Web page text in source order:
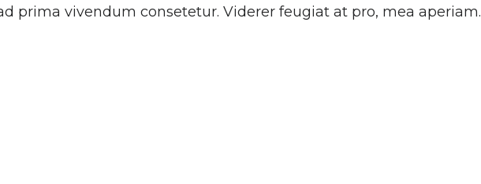
prima vivendum consetetur. Viderer feugiat at pro, mea aperiam.